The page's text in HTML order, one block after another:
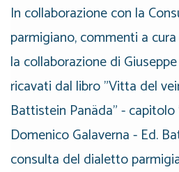
In collaborazione con la
parmigiano, commenti a
la collaborazione di
ricavati dal libro "Vitta del
Battistein Panäda" - capitolo
Domenico Galaverna - Ed.
consulta del dialetto